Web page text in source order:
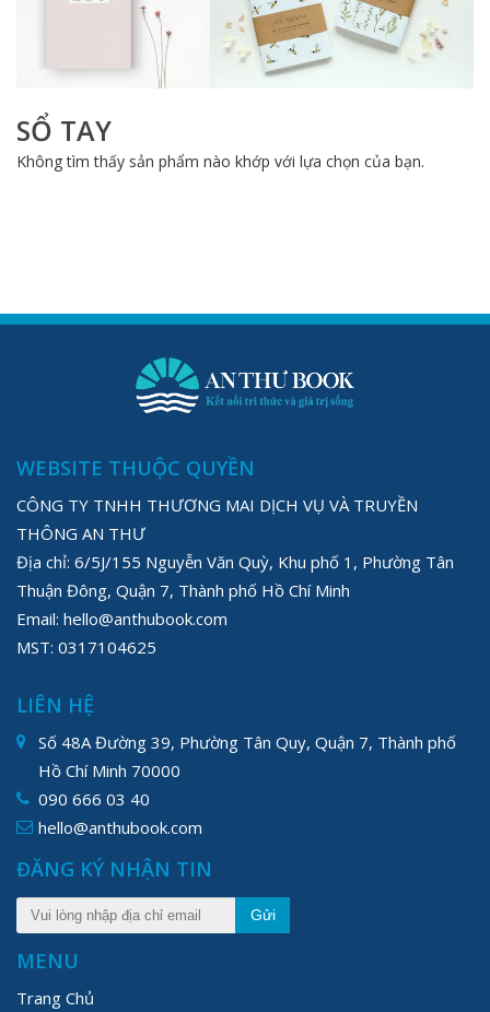
SỔ TAY
Không tìm thấy sản phẩm nào khớp với lựa chọn của bạn.
WEBSITE THUỘC QUYỀN
CÔNG TY TNHH THƯƠNG MAI DỊCH VỤ VÀ TRUYỀN
THÔNG AN THƯ
Địa chỉ: 6/5J/155 Nguyễn Văn Quỳ, Khu phố 1, Phường Tân
Thuận Đông, Quận 7, Thành phố Hồ Chí Minh
Email: hello@anthubook.com
MST: 0317104625
LIÊN HỆ
Số 48A Đường 39, Phường Tân Quy, Quận 7, Thành phố
Hồ Chí Minh 70000
090 666 03 40
hello@anthubook.com
ĐĂNG KÝ NHẬN TIN
Gửi
MENU
Trang Chủ